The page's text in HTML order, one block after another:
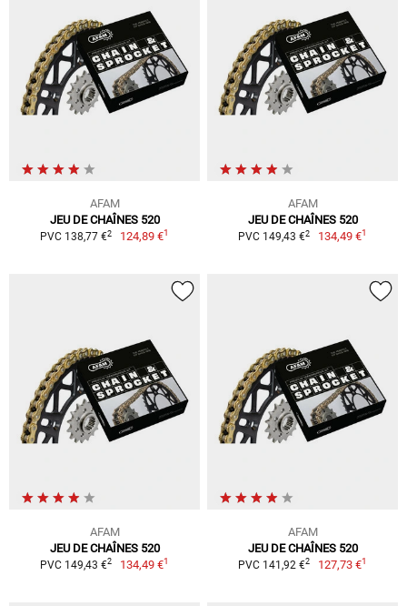
AFAM
JEU DE CHAÎNES 520
PVC 138,77 €2 124,89 €1
AFAM
JEU DE CHAÎNES 520
PVC 149,43 €2 134,49 €1
AFAM
JEU DE CHAÎNES 520
PVC 149,43 €2 134,49 €1
AFAM
JEU DE CHAÎNES 520
PVC 141,92 €2 127,73 €1